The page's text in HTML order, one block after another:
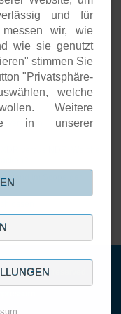
Vergleich
stand im Scope der
All rights reserved.
und für
wir, wie
wie sie genutzt
stimmen Sie
"Privatsphäre-
welche
Weitere
in unserer